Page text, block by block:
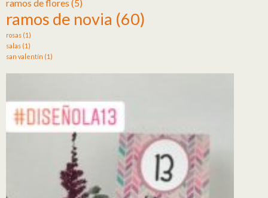
ramos de flores (5)
ramos de novia (60)
rosas (1)
salas (1)
san valentín (1)